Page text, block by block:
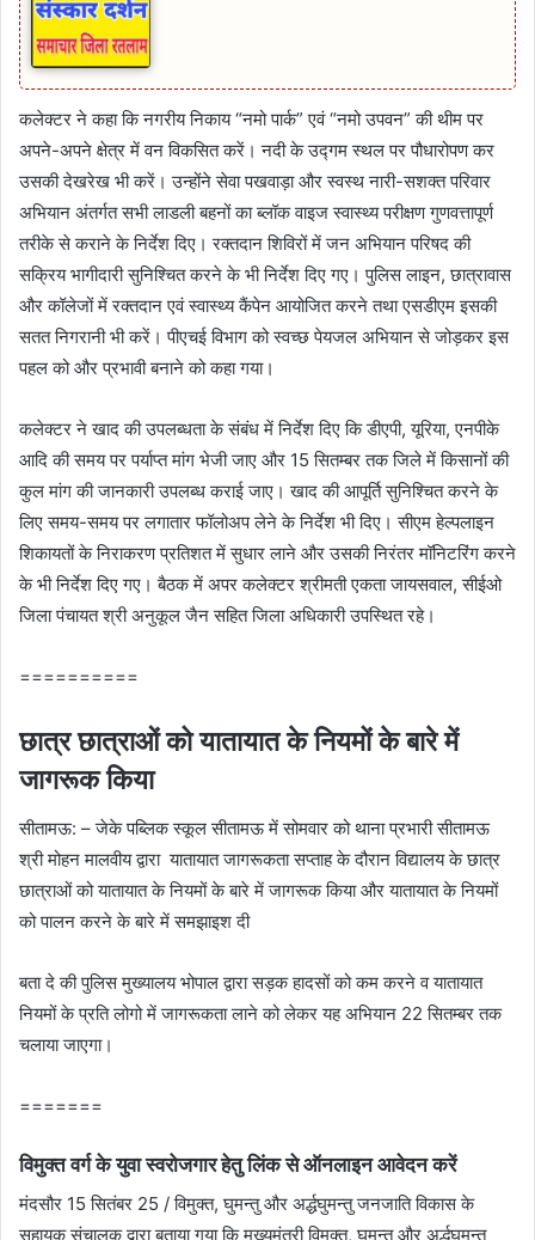
कलेक्टर ने कहा कि नगरीय निकाय “नमो पार्क” एवं “नमो उपवन” की थीम पर
अपने-अपने क्षेत्र में वन विकसित करें। नदी के उद्गम स्थल पर पौधारोपण कर
उसकी देखरेख भी करें। उन्होंने सेवा पखवाड़ा और स्वस्थ नारी-सशक्त परिवार
अभियान अंतर्गत सभी लाडली बहनों का ब्लॉक वाइज स्वास्थ्य परीक्षण गुणवत्तापूर्ण
तरीके से कराने के निर्देश दिए। रक्तदान शिविरों में जन अभियान परिषद की
सक्रिय भागीदारी सुनिश्चित करने के भी निर्देश दिए गए। पुलिस लाइन, छात्रावास
और कॉलेजों में रक्तदान एवं स्वास्थ्य कैंपेन आयोजित करने तथा एसडीएम इसकी
सतत निगरानी भी करें। पीएचई विभाग को स्वच्छ पेयजल अभियान से जोड़कर इस
पहल को और प्रभावी बनाने को कहा गया।
कलेक्टर ने खाद की उपलब्धता के संबंध में निर्देश दिए कि डीएपी, यूरिया, एनपीके
आदि की समय पर पर्याप्त मांग भेजी जाए और 15 सितम्बर तक जिले में किसानों की
कुल मांग की जानकारी उपलब्ध कराई जाए। खाद की आपूर्ति सुनिश्चित करने के
लिए समय-समय पर लगातार फॉलोअप लेने के निर्देश भी दिए। सीएम हेल्पलाइन
शिकायतों के निराकरण प्रतिशत में सुधार लाने और उसकी निरंतर मॉनिटरिंग करने
के भी निर्देश दिए गए। बैठक में अपर कलेक्टर श्रीमती एकता जायसवाल, सीईओ
जिला पंचायत श्री अनुकूल जैन सहित जिला अधिकारी उपस्थित रहे।
==========
छात्र छात्राओं को यातायात के नियमों के बारे में
जागरूक किया
सीतामऊ: – जेके पब्लिक स्कूल सीतामऊ में सोमवार को थाना प्रभारी सीतामऊ
श्री मोहन मालवीय द्वारा यातायात जागरूकता सप्ताह के दौरान विद्यालय के छात्र
छात्राओं को यातायात के नियमों के बारे में जागरूक किया और यातायात के नियमों
को पालन करने के बारे में समझाइश दी
बता दे की पुलिस मुख्यालय भोपाल द्वारा सड़क हादसों को कम करने व यातायात
नियमों के प्रति लोगो में जागरूकता लाने को लेकर यह अभियान 22 सितम्बर तक
चलाया जाएगा।
=======
विमुक्त वर्ग के युवा स्‍वरोजगार हेतु लिंक से ऑनलाइन आवेदन करें
मंदसौर 15 सितंबर 25 / विमुक्त, घुमन्तु और अर्द्धघुमन्तु जनजाति विकास के
सहायक संचालक द्वारा बताया गया कि मुख्यमंत्री विमुक्त, घुमन्तु और अर्द्धघुमन्तु